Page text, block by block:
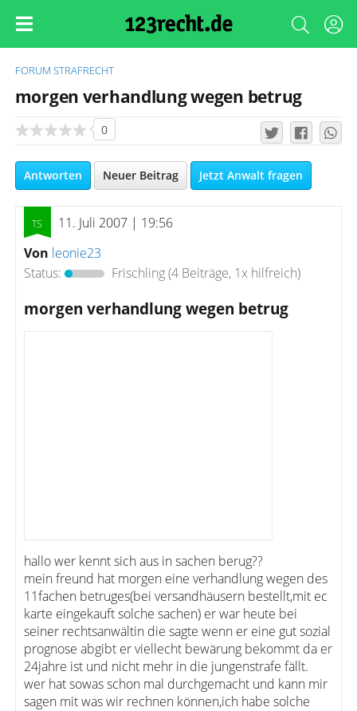
FORUM STRAFRECHT
morgen verhandlung wegen betrug
0
Antworten Neuer Beitrag Jetzt Anwalt fragen
11. Juli 2007 | 19:56
Von leonie23
Status:
Frischling(4 Beiträge, 1x hilfreich)
morgen verhandlung wegen betrug
hallo wer kennt sich aus in sachen berug??
mein freund hat morgen eine verhandlung wegen des
11fachen betruges(bei versandhäusern bestellt,mit ec
karte eingekauft solche sachen) er war heute bei
seiner rechtsanwältin die sagte wenn er eine gut sozial
prognose abgibt er viellecht bewärung bekommt da er
24jahre ist und nicht mehr in die jungenstrafe fällt.
wer hat sowas schon mal durchgemacht und kann mir
sagen mit was wir rechnen können,ich habe solche